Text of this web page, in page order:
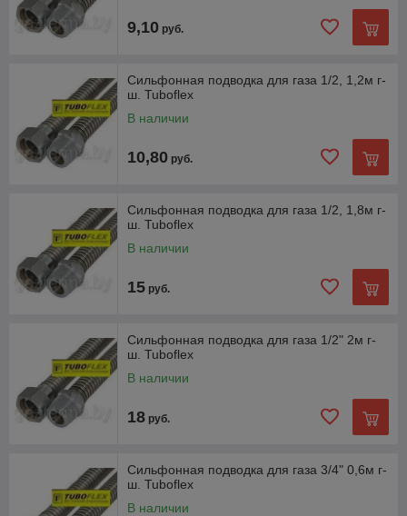
9,10 руб.
Сильфонная подводка для газа 1/2, 1,2м г-
ш. Tuboflex
В наличии
10,80 руб.
Сильфонная подводка для газа 1/2, 1,8м г-
ш. Tuboflex
В наличии
15 руб.
Сильфонная подводка для газа 1/2" 2м г-
ш. Tuboflex
В наличии
18 руб.
Сильфонная подводка для газа 3/4" 0,6м г-
ш. Tuboflex
В наличии